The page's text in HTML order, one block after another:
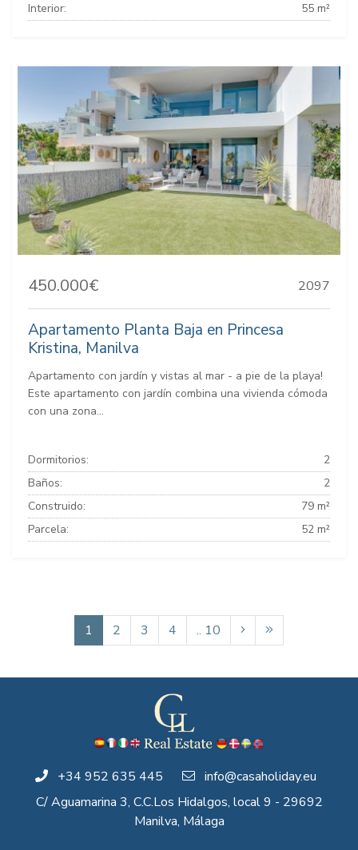
Interior:
55 m²
450.000€ 2097
Apartamento Planta Baja en Princesa
Kristina, Manilva
Apartamento con jardín y vistas al mar - a pie de la playa!
Este apartamento con jardín combina una vivienda cómoda
con una zona...
Dormitorios:
2
Baños:
2
Construido:
79 m²
Parcela:
52 m²
1 2 3 4 .. 10
+34 952 635 445
info@casaholiday.eu
C/ Aguamarina 3, C.C.Los Hidalgos, local 9 - 29692
Manilva, Málaga